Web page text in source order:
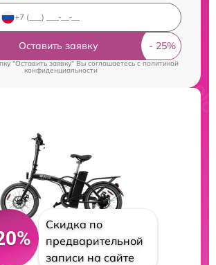
Оставить заявку
"Оставить заявку" Вы соглашаетесь cполитикой
конфиденциальности
Скидка по
предварительной
записи на сайте